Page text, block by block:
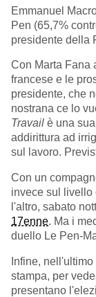
Emmanuel
Pen (65,7%
presidente della
Con Marta Fana
francese e le
presidente, che
nostrana ce lo
Travail è una
addirittura ad
sul lavoro.
Con un
invece sul livello
l'altro, sabato
17enne. Ma i
duello Le Pen-
Infine,
stampa, per
presentano